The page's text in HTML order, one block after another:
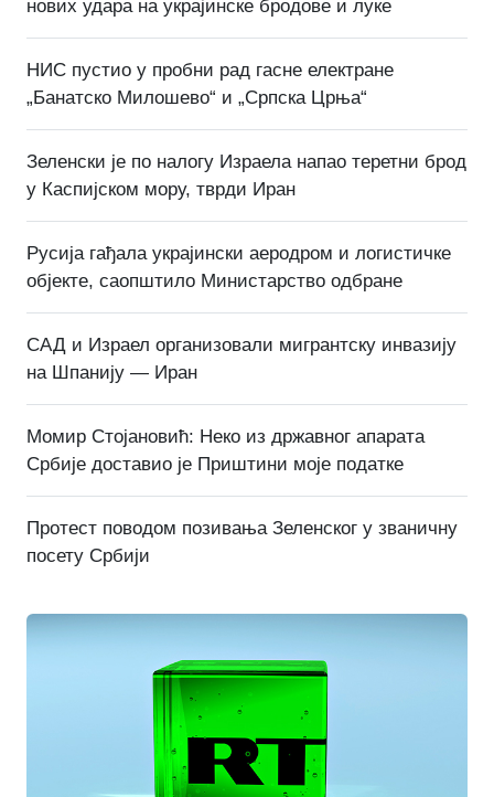
нових удара на украјинске бродове и луке
НИС пустио у пробни рад гасне електране
„Банатско Милошево“ и „Српска Црња“
Зеленски је по налогу Израела напао теретни брод
у Каспијском мору, тврди Иран
Русија гађала украјински аеродром и логистичке
објекте, саопштило Министарство одбране
САД и Израел организовали мигрантску инвазију
на Шпанију — Иран
Момир Стојановић: Неко из државног апарата
Србије доставио је Приштини моје податке
Протест поводом позивања Зеленског у званичну
посету Србији